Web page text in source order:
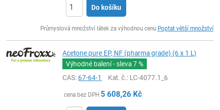
Do košíku
Průmyslová množství látek za výhodnou cenu Poptat větší množství
Acetone pure EP, NF (pharma grade) (6 x 1 L)
Výhodné balení - sleva7 %
CAS:67-64-1 Kat. č.: LC-4077.1_6
cena bez DPH 5 608,26 Kč